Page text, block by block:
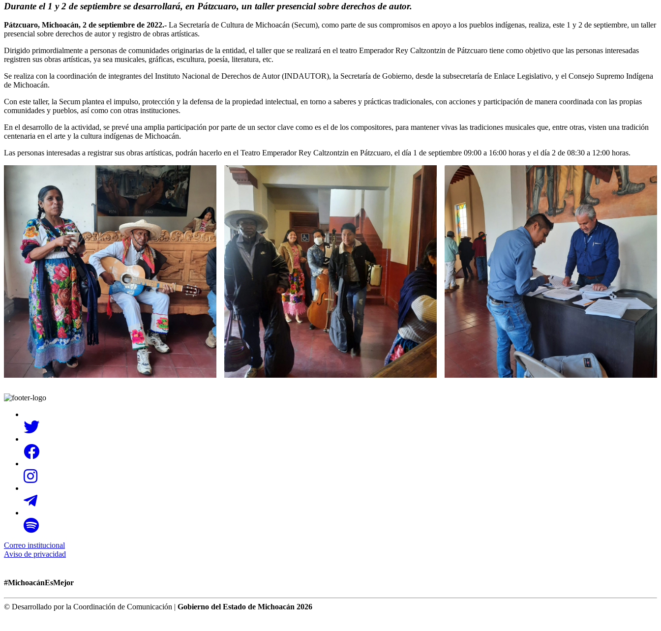
Durante el 1 y 2 de septiembre se desarrollará, en Pátzcuaro, un taller presencial sobre derechos de autor.
Pátzcuaro, Michoacán, 2 de septiembre de 2022.- La Secretaría de Cultura de Michoacán (Secum), como parte de sus compromisos en apoyo a los pueblos indígenas, realiza, este 1 y 2 de septiembre, un taller
presencial sobre derechos de autor y registro de obras artísticas.
Dirigido primordialmente a personas de comunidades originarias de la entidad, el taller que se realizará en el teatro Emperador Rey Caltzontzin de Pátzcuaro tiene como objetivo que las personas interesadas
registren sus obras artísticas, ya sea musicales, gráficas, escultura, poesía, literatura, etc.
Se realiza con la coordinación de integrantes del Instituto Nacional de Derechos de Autor (INDAUTOR), la Secretaría de Gobierno, desde la subsecretaría de Enlace Legislativo, y el Consejo Supremo Indígena
de Michoacán.
Con este taller, la Secum plantea el impulso, protección y la defensa de la propiedad intelectual, en torno a saberes y prácticas tradicionales, con acciones y participación de manera coordinada con las propias
comunidades y pueblos, así como con otras instituciones.
En el desarrollo de la actividad, se prevé una amplia participación por parte de un sector clave como es el de los compositores, para mantener vivas las tradiciones musicales que, entre otras, visten una tradición
centenaria en el arte y la cultura indígenas de Michoacán.
Las personas interesadas a registrar sus obras artísticas, podrán hacerlo en el Teatro Emperador Rey Caltzontzin en Pátzcuaro, el día 1 de septiembre 09:00 a 16:00 horas y el día 2 de 08:30 a 12:00 horas.
Correo institucional
Aviso de privacidad
#MichoacánEsMejor
© Desarrollado por la Coordinación de Comunicación | Gobierno del Estado de Michoacán 2026